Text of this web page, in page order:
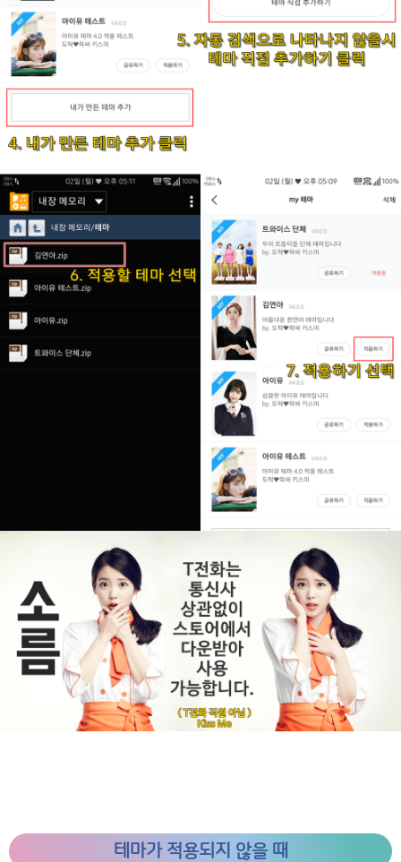
테마가 적용되지 않을 때